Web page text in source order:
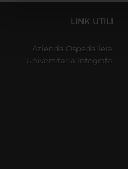
che hanno raccolto dal tuo
LINK UTILI
Azienda Ospedaliera
Universitaria Integrata